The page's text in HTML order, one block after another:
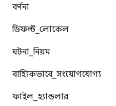
বর্ণনা
ডিফল্ট_ লোকেল
ঘটনা _নিয়ম
বাহ্যিকভাবে_ সংযোগযোগ্য
ফাইল হ্যান্ডলার